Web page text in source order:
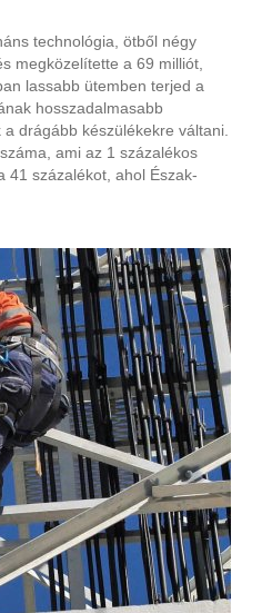
technológia, ötből négy
megközelítette a 69 milliót,
lassabb ütemben terjed a
hosszadalmasabb
drágább készülékekre váltani.
ami az 1 százalékos
41 százalékot, ahol Észak-